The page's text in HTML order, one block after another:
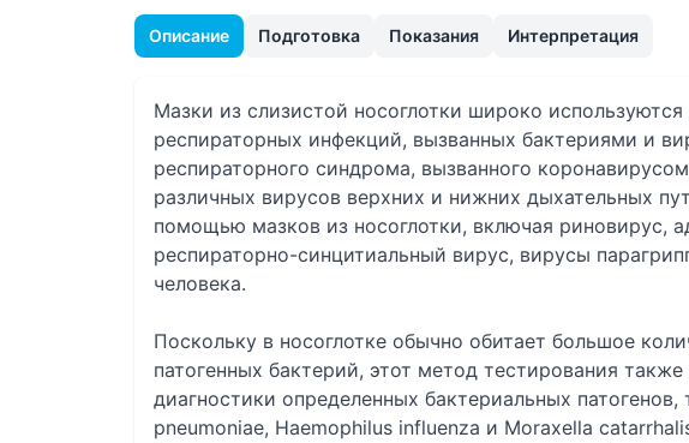
Описание Подготовка Показания Интерпретация
Мазки из слизистой носоглотки широко
респираторных инфекций, вызванных бактериями и
респираторного синдрома, вызванного
различных вирусов верхних и нижних дыхательных
помощью мазков из носоглотки, включая риновирус,
респираторно-синцитиальный вирус, вирусы
человека.
Поскольку в носоглотке обычно обитает большое
патогенных бактерий, этот метод тестирования
диагностики определенных бактериальных
pneumoniae, Haemophilus influenza и Moraxella